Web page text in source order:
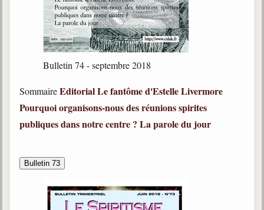
Bulletin 74 - septembre 2018
SommaireEditorialLe fantôme d'Estelle Livermore
Pourquoi organisons-nous des réunions spirites
publiques dans notre centre ? La parole du jour
Bulletin 73